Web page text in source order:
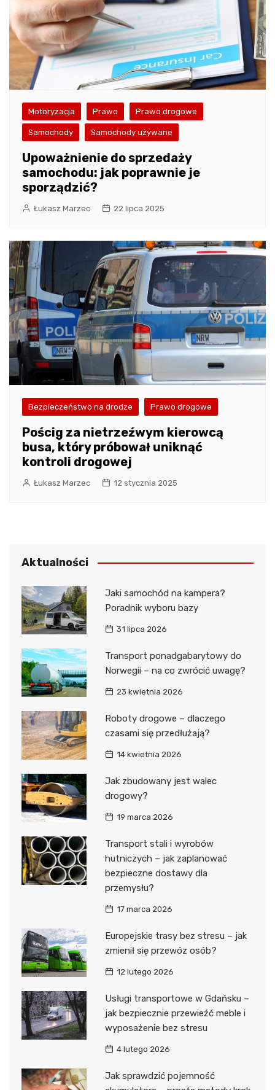
Motoryzacja Prawo Prawo drogowe
Samochody Samochody używane
Upoważnienie do sprzedaży
samochodu: jak poprawnie je
sporządzić?
Łukasz Marzec 22 lipca 2025
Bezpieczeństwo na drodze Prawo drogowe
Pościg za nietrzeźwym kierowcą
busa, który próbował uniknąć
kontroli drogowej
Łukasz Marzec 12 stycznia 2025
Aktualności
Jaki samochód na kampera?
Poradnik wyboru bazy
31 lipca 2026
Transport ponadgabarytowy do
Norwegii – na co zwrócić uwagę?
23 kwietnia 2026
Roboty drogowe – dlaczego
czasami się przedłużają?
14 kwietnia 2026
Jak zbudowany jest walec
drogowy?
19 marca 2026
Transport stali i wyrobów
hutniczych – jak zaplanować
bezpieczne dostawy dla
przemysłu?
17 marca 2026
Europejskie trasy bez stresu – jak
zmienił się przewóz osób?
12 lutego 2026
Usługi transportowe w Gdańsku –
jak bezpiecznie przewieźć meble i
wyposażenie bez stresu
4 lutego 2026
Jak sprawdzić pojemność